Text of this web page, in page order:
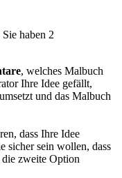
haben 2
, welches Malbuch
Ihre Idee gefällt,
und das Malbuch
dass Ihre Idee
sicher sein wollen, dass
zweite Option